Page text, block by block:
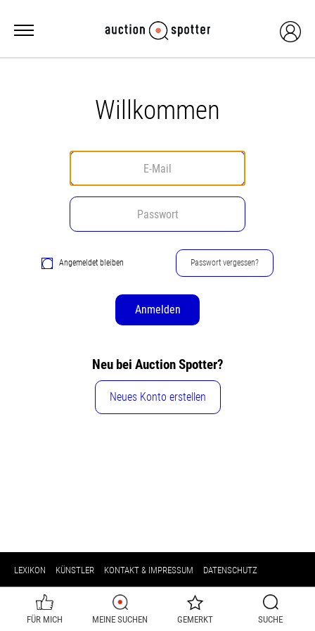
Willkommen
Angemeldet bleiben Passwort vergessen?
Anmelden
Neu bei Auction Spotter?
Neues Konto erstellen
LEXIKON KÜNSTLER KONTAKT & IMPRESSUM DATENSCHUTZ
FÜR MICH MEINE SUCHEN GEMERKT SUCHE